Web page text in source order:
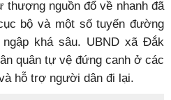
nguồn đổ về nhanh đã
bộ và một số tuyến đường
khá sâu. UBND xã Đắk
quân tự vệ đứng canh ở các
hỗ trợ người dân đi lại.